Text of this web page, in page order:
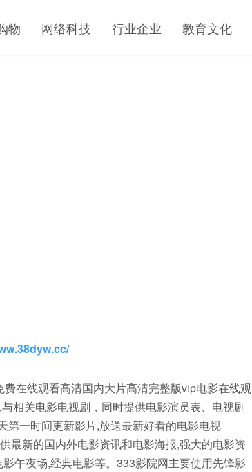
物 网络科技 行业企业 教育文化
在线观看高清国内大片高清完整版vip电影在线观
相关电影电视剧，同时提供电影演员表、电视剧
第一时间更新影片,放送最新好看的电影电视
最新的国内外电影资讯和电影海报,强大的电影资
午夜场,经典电影等。333影院网主要使用先锋影